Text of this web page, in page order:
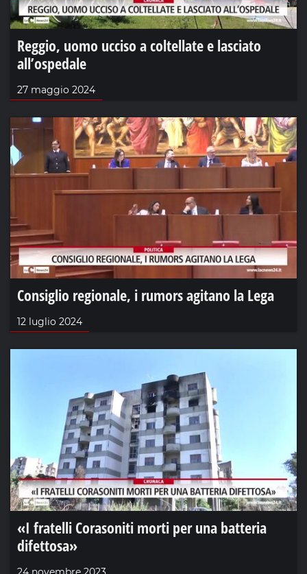
Reggio, uomo ucciso a coltellate e lasciato
all’ospedale
27 maggio 2024
Consiglio regionale, i rumors agitano la Lega
12 luglio 2024
«I fratelli Corasoniti morti per una batteria
difettosa»